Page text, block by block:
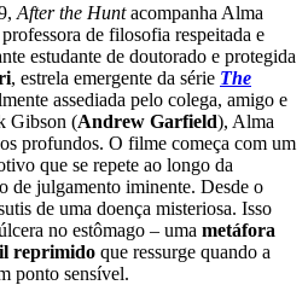
After the Huntacompanha Alma
de filosofia respeitada e
estudante de doutorado e protegida
, estrela emergente da série The
assediada pelo colega, amigo e
Gibson (Andrew Garfield), Alma
profundos. O filme começa com um
que se repete ao longo da
de julgamento iminente. Desde o
de uma doença misteriosa. Isso
no estômago – uma metáfora
reprimido que ressurge quando a
ponto sensível.